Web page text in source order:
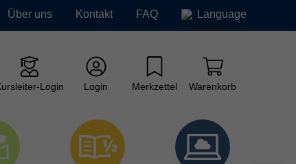
Über uns Kontakt FAQ Language
Login Login Merkzettel Warenkorb